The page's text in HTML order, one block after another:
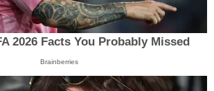
2026 Facts You Probably Missed
Brainberries